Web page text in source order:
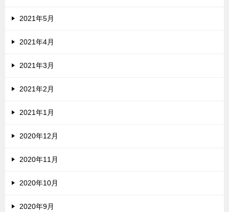
2021年5月
2021年4月
2021年3月
2021年2月
2021年1月
2020年12月
2020年11月
2020年10月
2020年9月